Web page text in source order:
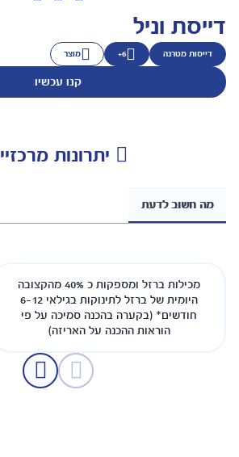
דייסת וניל
דייסות מטרנה מוצר
קנו עכשיו
יתרונות מרכזיים
מה חשוב לדעת
מכילות ברזל ומספקות כ 40% מהקצובה
היומית של ברזל לתינוקות בגילאי 6-12
חודשים* (בקערה בהכנה סמיכה על פי
הוראות ההכנה על האריזה)